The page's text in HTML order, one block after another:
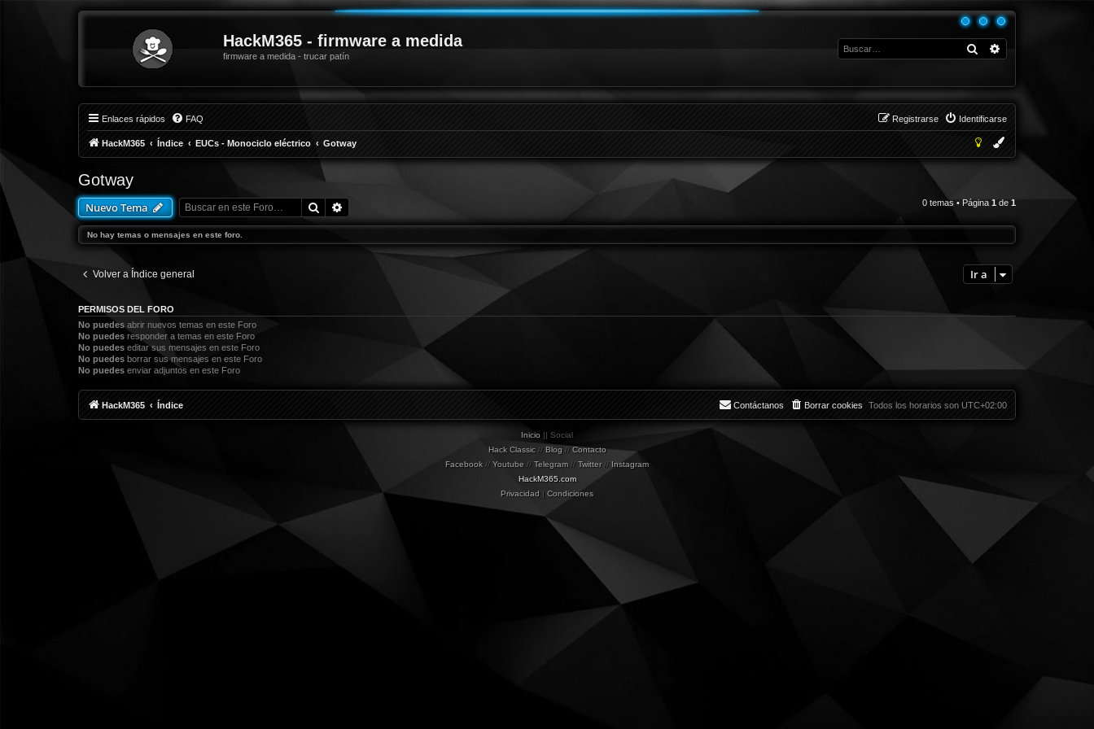
HackM365 - firmware a medida
firmware a medida - trucar patín
Buscar
Enlaces rápidos FAQ Identificarse
Registrarse
HackM365 Índice EUCs - Monociclo eléctrico Gotway
Gotway
Nuevo Tema Buscar 0 temas • Página 1 de 1
No hay temas o mensajes en este foro.
Volver a Índice general Ir a
PERMISOS DEL FORO
No puedes abrir nuevos temas en este Foro
No puedes responder a temas en este Foro
No puedes editar sus mensajes en este Foro
No puedes borrar sus mensajes en este Foro
No puedes enviar adjuntos en este Foro
HackM365 Índice Todos los horarios son UTC+02:00
Borrar cookies
Contáctanos
Inicio || Social
Hack Classic// Blog// Contacto
Facebook // Youtube // Telegram// Twitter// Instagram
HackM365.com
Privacidad | Condiciones